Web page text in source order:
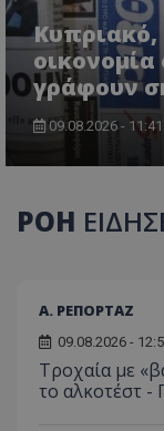
Κυπριακό,
οικονομία
γράφουν
09.08.2026 - 11:41
ΡΟΗ
Α. ΡΕΠΟΡΤΑΖ
09.08.2026 -
Τροχαία με
το αλκοτέστ -